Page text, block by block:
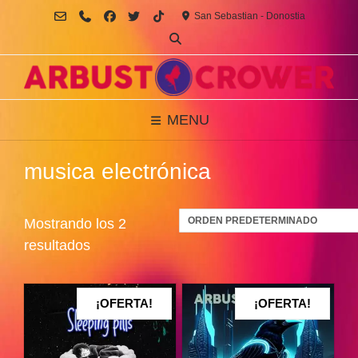
contenido
San Sebastian - Donostia
MENU
musica electrónica
Mostrando los 2
resultados
¡OFERTA! ¡OFERTA!